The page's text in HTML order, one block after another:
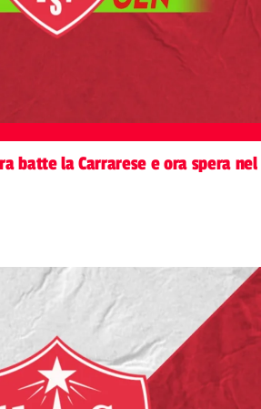
batte la Carrarese e ora spera nel